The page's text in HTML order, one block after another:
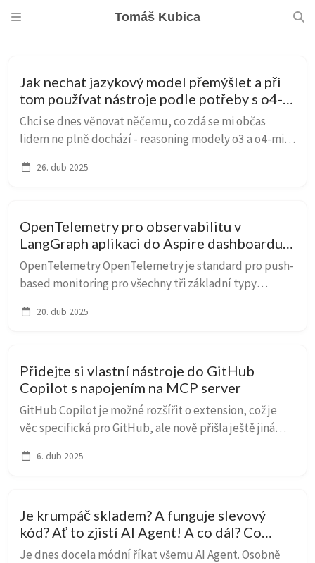
Tomáš Kubica
Jak nechat jazykový model přemýšlet a při
tom používat nástroje podle potřeby s o4-
mini. Začnou modely uvažovat v ne-
lidštině?
Chci se dnes věnovat něčemu, co zdá se mi občas
lidem ne plně dochází - reasoning modely o3 a o4-mini
svého přemýšlení. To je hodně zajímavý rozdíl...
26. dub 2025
OpenTelemetry pro observabilitu v
LangGraph aplikaci do Aspire dashboardu a
Application Insights
OpenTelemetry OpenTelemetry je standard pro push-
based monitoring pro všechny tři základní typy
jeho převaze právě v trasování není pochyb ...
20. dub 2025
Přidejte si vlastní nástroje do GitHub
Copilot s napojením na MCP server
GitHub Copilot je možné rozšířit o extension, což je
věc specifická pro GitHub, ale nově přišla ještě jiná
nástrojů. To je sice zatím omezeno na Visual...
6. dub 2025
Je krumpáč skladem? A funguje slevový
kód? Ať to zjistí AI Agent! A co dál? Co
třeba herní kouč?
Je dnes docela módní říkat všemu AI Agent. Osobně